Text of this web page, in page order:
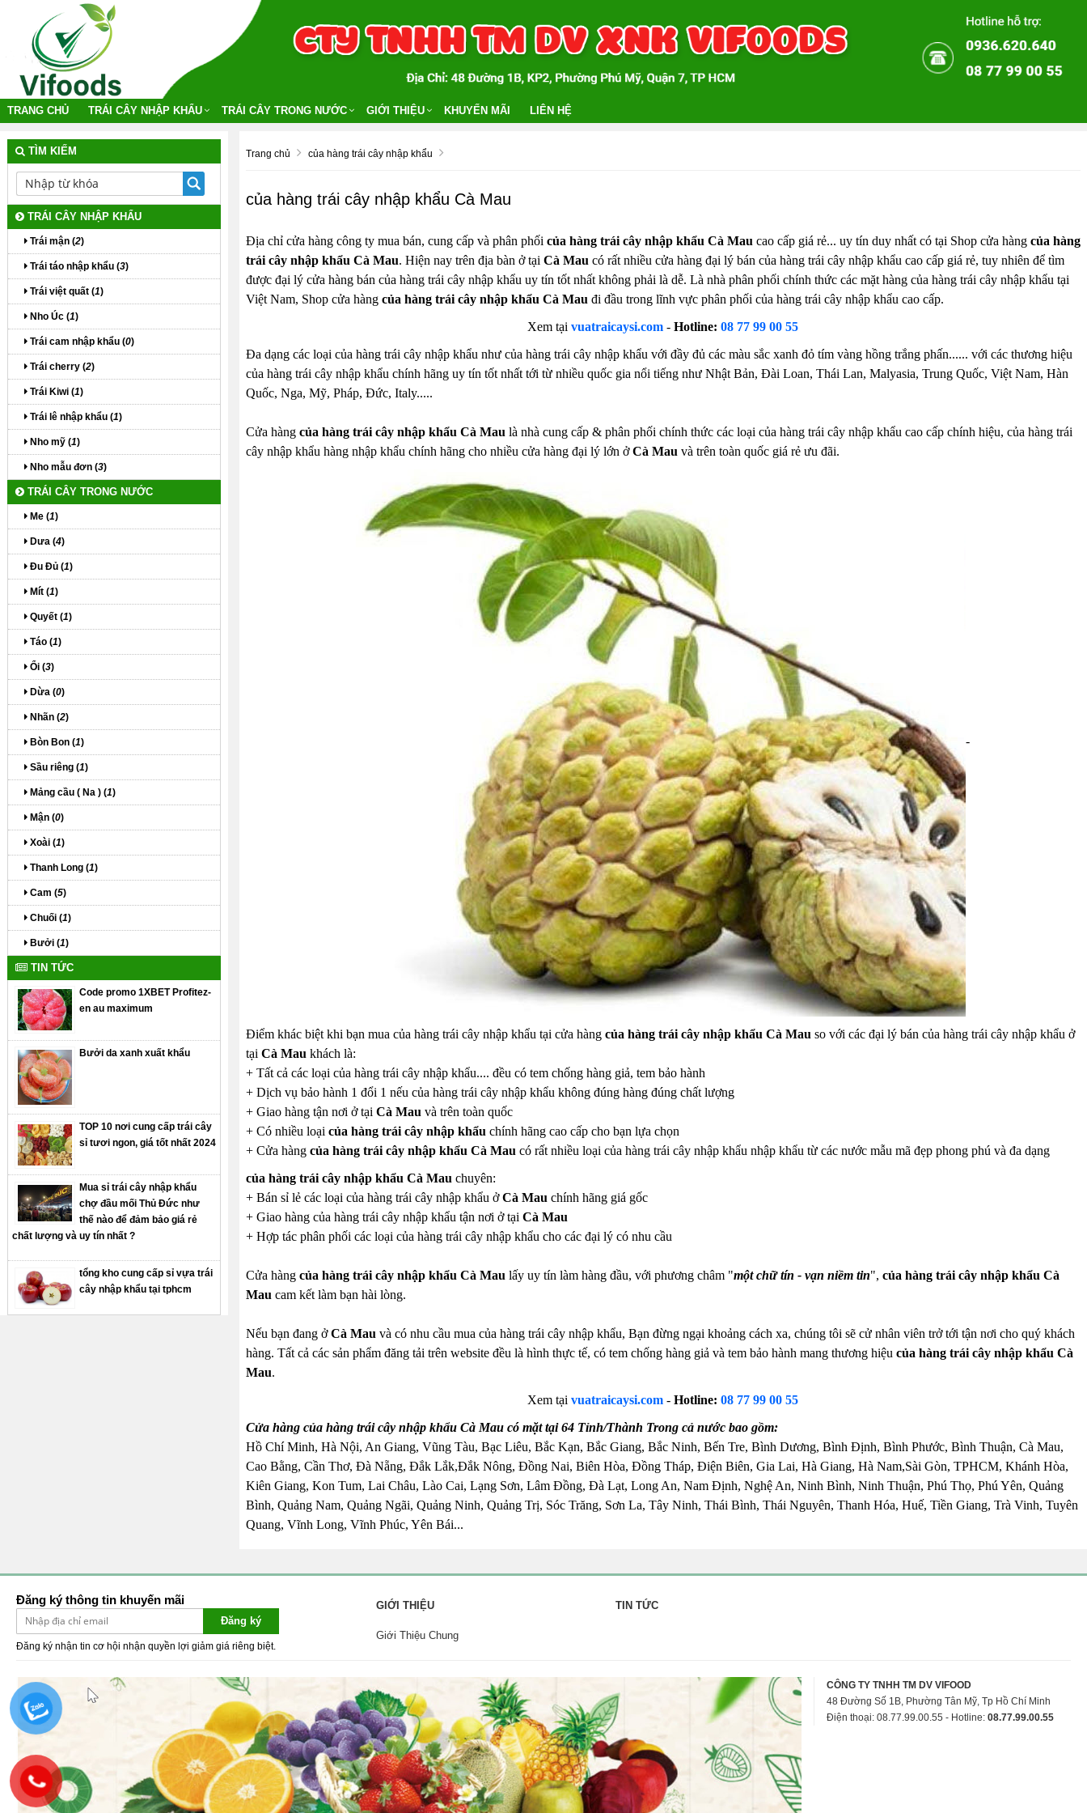
TRANG CHỦ TRÁI CÂY NHẬP KHẨU TRÁI CÂY TRONG NƯỚC GIỚI THIỆU KHUYẾN MÃI LIÊN HỆ
Trang chủ của hàng trái cây nhập khẩu
của hàng trái cây nhập khẩu Cà Mau
Địa chỉ cửa hàng công ty mua bán, cung cấp và phân phối của hàng trái cây nhập khẩu Cà Mau cao cấp giá rẻ... uy tín duy nhất có tại Shop cửa hàng của hàng
trái cây nhập khẩu Cà Mau. Hiện nay trên địa bàn ở tại Cà Mau có rất nhiều cửa hàng đại lý bán của hàng trái cây nhập khẩu cao cấp giá rẻ, tuy nhiên để tìm
được đại lý cửa hàng bán của hàng trái cây nhập khẩu uy tín tốt nhất không phải là dễ. Là nhà phân phối chính thức các mặt hàng của hàng trái cây nhập khẩu tại
Việt Nam, Shop cửa hàng của hàng trái cây nhập khẩu Cà Mau đi đầu trong lĩnh vực phân phối của hàng trái cây nhập khẩu cao cấp.
Xem tạivuatraicaysi.com -Hotline:08 77 99 00 55
Đa dạng các loại của hàng trái cây nhập khẩu như của hàng trái cây nhập khẩu với đầy đủ các màu sắc xanh đỏ tím vàng hồng trắng phấn...... với các thương hiệu
của hàng trái cây nhập khẩu chính hãng uy tín tốt nhất tới từ nhiều quốc gia nổi tiếng như Nhật Bản, Đài Loan, Thái Lan, Malyasia, Trung Quốc, Việt Nam, Hàn
Quốc, Nga, Mỹ, Pháp, Đức, Italy.....
Cửa hàng của hàng trái cây nhập khẩu Cà Mau là nhà cung cấp & phân phối chính thức các loại của hàng trái cây nhập khẩu cao cấp chính hiệu, của hàng trái
cây nhập khẩu hàng nhập khẩu chính hãng cho nhiều cửa hàng đại lý lớn ởCà Mau và trên toàn quốc giá rẻ ưu đãi.
-
Điểm khác biệt khi bạn mua của hàng trái cây nhập khẩu tại cửa hàng của hàng trái cây nhập khẩu Cà Mau so với các đại lý bán của hàng trái cây nhập khẩu ở
tại Cà Mau khách là:
+ Tất cả các loại của hàng trái cây nhập khẩu.... đều có tem chống hàng giả, tem bảo hành
+ Dịch vụ bảo hành 1 đổi 1 nếu của hàng trái cây nhập khẩu không đúng hàng đúng chất lượng
+ Giao hàng tận nơi ở tại Cà Mau và trên toàn quốc
+ Có nhiều loại của hàng trái cây nhập khẩu chính hãng cao cấp cho bạn lựa chọn
+ Cửa hàng của hàng trái cây nhập khẩu Cà Mau có rất nhiều loại của hàng trái cây nhập khẩu nhập khẩu từ các nước mẫu mã đẹp phong phú và đa dạng
của hàng trái cây nhập khẩu Cà Mau chuyên:
+ Bán sỉ lẻ các loại của hàng trái cây nhập khẩu ởCà Mau chính hãng giá gốc
+ Giao hàng của hàng trái cây nhập khẩu tận nơi ở tại Cà Mau
+ Hợp tác phân phối các loại của hàng trái cây nhập khẩu cho các đại lý có nhu cầu
Cửa hàng của hàng trái cây nhập khẩu Cà Mau lấy uy tín làm hàng đầu, với phương châm "một chữ tín - vạn niềm tin", của hàng trái cây nhập khẩu Cà
Mau cam kết làm bạn hài lòng.
Nếu bạn đang ởCà Mau và có nhu cầu mua của hàng trái cây nhập khẩu, Bạn đừng ngại khoảng cách xa, chúng tôi sẽ cử nhân viên trở tới tận nơi cho quý khách
hàng. Tất cả các sản phẩm đăng tải trên website đều là hình thực tế, có tem chống hàng giả và tem bảo hành mang thương hiệu của hàng trái cây nhập khẩu Cà
Mau.
Xem tạivuatraicaysi.com -Hotline:08 77 99 00 55
Cửa hàng của hàng trái cây nhập khẩu Cà Mau có mặt tại 64 Tỉnh/Thành Trong cả nước bao gồm:
Hồ Chí Minh, Hà Nội, An Giang, Vũng Tàu, Bạc Liêu, Bắc Kạn, Bắc Giang, Bắc Ninh, Bến Tre, Bình Dương, Bình Định, Bình Phước, Bình Thuận, Cà Mau,
Cao Bằng, Cần Thơ, Đà Nẵng, Đắk Lắk,Đắk Nông, Đồng Nai, Biên Hòa, Đồng Tháp, Điện Biên, Gia Lai, Hà Giang, Hà Nam,Sài Gòn, TPHCM, Khánh Hòa,
Kiên Giang, Kon Tum, Lai Châu, Lào Cai, Lạng Sơn, Lâm Đồng, Đà Lạt, Long An, Nam Định, Nghệ An, Ninh Bình, Ninh Thuận, Phú Thọ, Phú Yên, Quảng
Bình, Quảng Nam, Quảng Ngãi, Quảng Ninh, Quảng Trị, Sóc Trăng, Sơn La, Tây Ninh, Thái Bình, Thái Nguyên, Thanh Hóa, Huế, Tiền Giang, Trà Vinh, Tuyên
Quang, Vĩnh Long, Vĩnh Phúc, Yên Bái...
TÌM KIẾM
TRÁI CÂY NHẬP KHẨU
Trái mận (2)
Trái táo nhập khẩu (3)
Trái việt quất (1)
Nho Úc (1)
Trái cam nhập khẩu (0)
Trái cherry (2)
Trái Kiwi (1)
Trái lê nhập khẩu (1)
Nho mỹ (1)
Nho mẫu đơn (3)
TRÁI CÂY TRONG NƯỚC
Me (1)
Dưa (4)
Đu Đủ (1)
Mít (1)
Quyết (1)
Táo (1)
Ổi (3)
Dừa (0)
Nhãn (2)
Bòn Bon (1)
Sầu riêng (1)
Mảng cầu ( Na ) (1)
Mận (0)
Xoài (1)
Thanh Long (1)
Cam (5)
Chuối (1)
Bưởi (1)
TIN TỨC
Code promo 1XBET Profitez-
en au maximum
Bưởi da xanh xuất khẩu
TOP 10 nơi cung cấp trái cây
sỉ tươi ngon, giá tốt nhất 2024
Mua sỉ trái cây nhập khẩu
chợ đầu mối Thủ Đức như
thế nào để đảm bảo giá rẻ
chất lượng và uy tín nhất ?
tổng kho cung cấp sỉ vựa trái
cây nhập khẩu tại tphcm
Đăng ký thông tin khuyến mãi
Đăng ký
Đăng ký nhận tin cơ hội nhận quyền lợi giảm giá riêng biệt.
GIỚI THIỆU
Giới Thiệu Chung
TIN TỨC
CÔNG TY TNHH TM DV VIFOOD
48 Đường Số 1B, Phường Tân Mỹ, Tp Hồ Chí Minh
Điện thoại: 08.77.99.00.55 - Hotline: 08.77.99.00.55